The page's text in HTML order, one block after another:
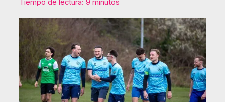
Tiempo de lectura: 9 minutos